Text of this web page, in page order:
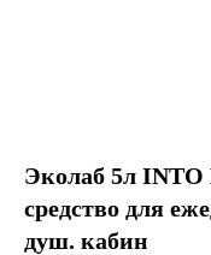
Эколаб 5л
средство для
душ. кабин